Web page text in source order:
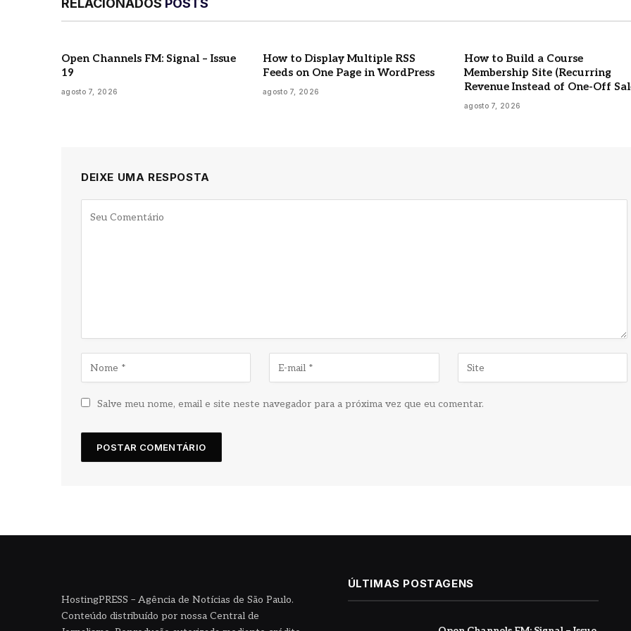
RELACIONADOS POSTS
Open Channels FM: Signal – Issue
19
agosto 7, 2026
How to Display Multiple RSS
Feeds on One Page in WordPress
agosto 7, 2026
How to Build a Course
Membership Site (Recurring
Revenue Instead of One-Off
agosto 7, 2026
DEIXE UMA RESPOSTA
Salve meu nome, email e site neste navegador para a próxima vez que eu comentar.
HostingPRESS – Agência de Notícias de São Paulo.
Conteúdo distribuído por nossa Central de
ÚLTIMAS POSTAGENS